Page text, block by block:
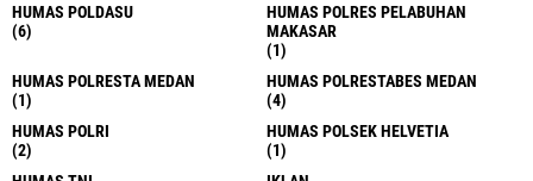
HUMAS POLDASU
(6)
HUMAS POLRES PELABUHAN
MAKASAR
(1)
HUMAS POLRESTA MEDAN
(1)
HUMAS POLRESTABES MEDAN
(4)
HUMAS POLRI
(2)
HUMAS POLSEK HELVETIA
(1)